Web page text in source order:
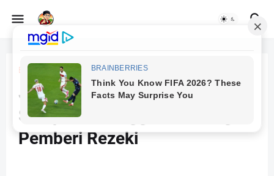
Beranda Kata-kata
Jangan Mencari Rezeki
Sampai Meninggalkan Sang
Pemberi Rezeki